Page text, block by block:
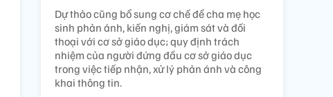
Dự thảo cũng bổ sung cơ chế để cha mẹ học
sinh phản ánh, kiến nghị, giám sát và đối
thoại với cơ sở giáo dục; quy định trách
nhiệm của người đứng đầu cơ sở giáo dục
trong việc tiếp nhận, xử lý phản ánh và công
khai thông tin.